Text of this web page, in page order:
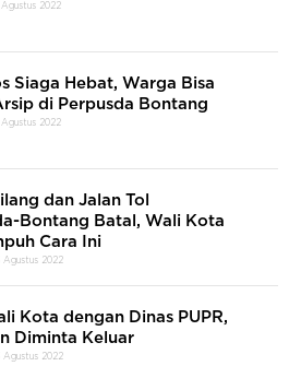
Agustus 2022
Siaga Hebat, Warga Bisa
di Perpusda Bontang
Agustus 2022
dan Jalan Tol
Bontang Batal, Wali Kota
Cara Ini
Agustus 2022
Kota dengan Dinas PUPR,
Diminta Keluar
Agustus 2022